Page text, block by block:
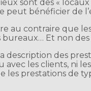
sont des «
peut bénéficier de
au contraire que
bureaux… Et non
description des
avec les clients, ni
prestations de